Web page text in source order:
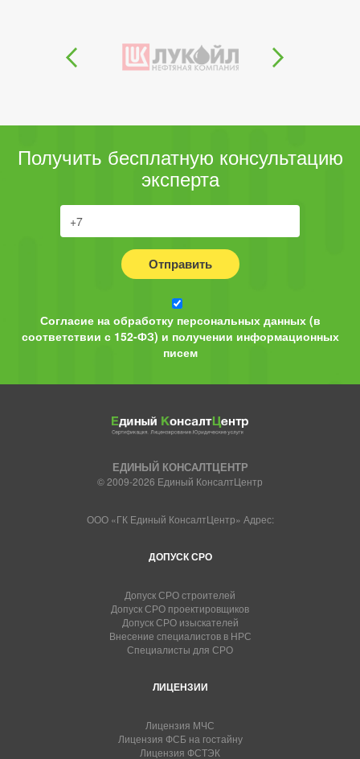
Получить бесплатную консультацию
эксперта
Отправить
Согласие на обработку персональных данных (в
соответствии с 152-ФЗ) и получении информационных
писем
ЕДИНЫЙ КОНСАЛТЦЕНТР
© 2009-2026 Единый КонсалтЦентр
ООО «ГК Единый КонсалтЦентр» Адрес:
ДОПУСК СРО
Допуск СРО строителей
Допуск СРО проектировщиков
Допуск СРО изыскателей
Внесение специалистов в НРС
Специалисты для СРО
ЛИЦЕНЗИИ
Лицензия МЧС
Лицензия ФСБ на гостайну
Лицензия ФСТЭК